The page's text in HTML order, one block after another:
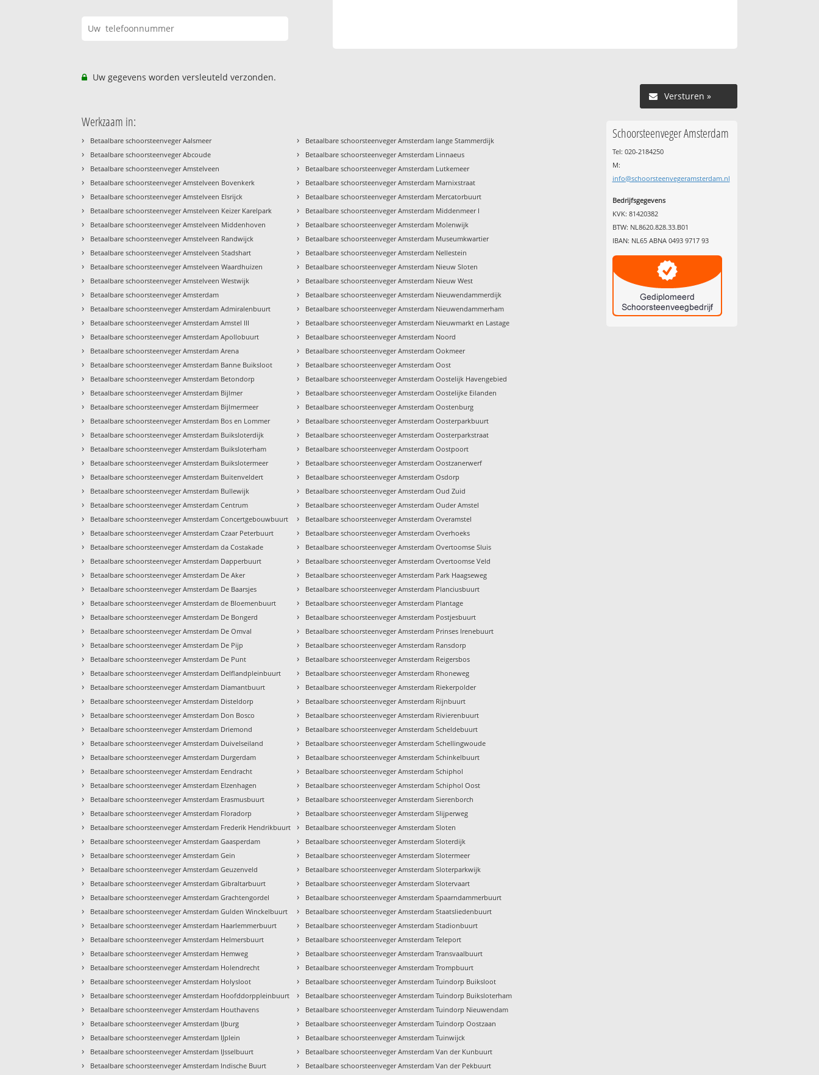
Uw gegevens worden versleuteld verzonden.
Versturen »
Werkzaam in:
› Betaalbare schoorsteenveger Aalsmeer
› Betaalbare schoorsteenveger Abcoude
› Betaalbare schoorsteenveger Amstelveen
› Betaalbare schoorsteenveger Amstelveen Bovenkerk
› Betaalbare schoorsteenveger Amstelveen Elsrijck
› Betaalbare schoorsteenveger Amstelveen Keizer Karelpark
› Betaalbare schoorsteenveger Amstelveen Middenhoven
› Betaalbare schoorsteenveger Amstelveen Randwijck
› Betaalbare schoorsteenveger Amstelveen Stadshart
› Betaalbare schoorsteenveger Amstelveen Waardhuizen
› Betaalbare schoorsteenveger Amstelveen Westwijk
› Betaalbare schoorsteenveger Amsterdam
› Betaalbare schoorsteenveger Amsterdam Admiralenbuurt
› Betaalbare schoorsteenveger Amsterdam Amstel III
› Betaalbare schoorsteenveger Amsterdam Apollobuurt
› Betaalbare schoorsteenveger Amsterdam Arena
› Betaalbare schoorsteenveger Amsterdam Banne Buiksloot
› Betaalbare schoorsteenveger Amsterdam Betondorp
› Betaalbare schoorsteenveger Amsterdam Bijlmer
› Betaalbare schoorsteenveger Amsterdam Bijlmermeer
› Betaalbare schoorsteenveger Amsterdam Bos en Lommer
› Betaalbare schoorsteenveger Amsterdam Buiksloterdijk
› Betaalbare schoorsteenveger Amsterdam Buiksloterham
› Betaalbare schoorsteenveger Amsterdam Buikslotermeer
› Betaalbare schoorsteenveger Amsterdam Buitenveldert
› Betaalbare schoorsteenveger Amsterdam Bullewijk
› Betaalbare schoorsteenveger Amsterdam Centrum
› Betaalbare schoorsteenveger Amsterdam Concertgebouwbuurt
› Betaalbare schoorsteenveger Amsterdam Czaar Peterbuurt
› Betaalbare schoorsteenveger Amsterdam da Costakade
› Betaalbare schoorsteenveger Amsterdam Dapperbuurt
› Betaalbare schoorsteenveger Amsterdam De Aker
› Betaalbare schoorsteenveger Amsterdam De Baarsjes
› Betaalbare schoorsteenveger Amsterdam de Bloemenbuurt
› Betaalbare schoorsteenveger Amsterdam De Bongerd
› Betaalbare schoorsteenveger Amsterdam De Omval
› Betaalbare schoorsteenveger Amsterdam De Pijp
› Betaalbare schoorsteenveger Amsterdam De Punt
› Betaalbare schoorsteenveger Amsterdam Delflandpleinbuurt
› Betaalbare schoorsteenveger Amsterdam Diamantbuurt
› Betaalbare schoorsteenveger Amsterdam Disteldorp
› Betaalbare schoorsteenveger Amsterdam Don Bosco
› Betaalbare schoorsteenveger Amsterdam Driemond
› Betaalbare schoorsteenveger Amsterdam Duivelseiland
› Betaalbare schoorsteenveger Amsterdam Durgerdam
› Betaalbare schoorsteenveger Amsterdam Eendracht
› Betaalbare schoorsteenveger Amsterdam Elzenhagen
› Betaalbare schoorsteenveger Amsterdam Erasmusbuurt
› Betaalbare schoorsteenveger Amsterdam Floradorp
› Betaalbare schoorsteenveger Amsterdam Frederik Hendrikbuurt
› Betaalbare schoorsteenveger Amsterdam Gaasperdam
› Betaalbare schoorsteenveger Amsterdam Gein
› Betaalbare schoorsteenveger Amsterdam Geuzenveld
› Betaalbare schoorsteenveger Amsterdam Gibraltarbuurt
› Betaalbare schoorsteenveger Amsterdam Grachtengordel
› Betaalbare schoorsteenveger Amsterdam Gulden Winckelbuurt
› Betaalbare schoorsteenveger Amsterdam Haarlemmerbuurt
› Betaalbare schoorsteenveger Amsterdam Helmersbuurt
› Betaalbare schoorsteenveger Amsterdam Hemweg
› Betaalbare schoorsteenveger Amsterdam Holendrecht
› Betaalbare schoorsteenveger Amsterdam Holysloot
› Betaalbare schoorsteenveger Amsterdam Hoofddorppleinbuurt
› Betaalbare schoorsteenveger Amsterdam Houthavens
› Betaalbare schoorsteenveger Amsterdam IJburg
› Betaalbare schoorsteenveger Amsterdam IJplein
› Betaalbare schoorsteenveger Amsterdam IJsselbuurt
› Betaalbare schoorsteenveger Amsterdam Indische Buurt
› Betaalbare schoorsteenveger Amsterdam lange Stammerdijk
› Betaalbare schoorsteenveger Amsterdam Linnaeus
› Betaalbare schoorsteenveger Amsterdam Lutkemeer
› Betaalbare schoorsteenveger Amsterdam Marnixstraat
› Betaalbare schoorsteenveger Amsterdam Mercatorbuurt
› Betaalbare schoorsteenveger Amsterdam Middenmeer I
› Betaalbare schoorsteenveger Amsterdam Molenwijk
› Betaalbare schoorsteenveger Amsterdam Museumkwartier
› Betaalbare schoorsteenveger Amsterdam Nellestein
› Betaalbare schoorsteenveger Amsterdam Nieuw Sloten
› Betaalbare schoorsteenveger Amsterdam Nieuw West
› Betaalbare schoorsteenveger Amsterdam Nieuwendammerdijk
› Betaalbare schoorsteenveger Amsterdam Nieuwendammerham
› Betaalbare schoorsteenveger Amsterdam Nieuwmarkt en Lastage
› Betaalbare schoorsteenveger Amsterdam Noord
› Betaalbare schoorsteenveger Amsterdam Ookmeer
› Betaalbare schoorsteenveger Amsterdam Oost
› Betaalbare schoorsteenveger Amsterdam Oostelijk Havengebied
› Betaalbare schoorsteenveger Amsterdam Oostelijke Eilanden
› Betaalbare schoorsteenveger Amsterdam Oostenburg
› Betaalbare schoorsteenveger Amsterdam Oosterparkbuurt
› Betaalbare schoorsteenveger Amsterdam Oosterparkstraat
› Betaalbare schoorsteenveger Amsterdam Oostpoort
› Betaalbare schoorsteenveger Amsterdam Oostzanerwerf
› Betaalbare schoorsteenveger Amsterdam Osdorp
› Betaalbare schoorsteenveger Amsterdam Oud Zuid
› Betaalbare schoorsteenveger Amsterdam Ouder Amstel
› Betaalbare schoorsteenveger Amsterdam Overamstel
› Betaalbare schoorsteenveger Amsterdam Overhoeks
› Betaalbare schoorsteenveger Amsterdam Overtoomse Sluis
› Betaalbare schoorsteenveger Amsterdam Overtoomse Veld
› Betaalbare schoorsteenveger Amsterdam Park Haagseweg
› Betaalbare schoorsteenveger Amsterdam Planciusbuurt
› Betaalbare schoorsteenveger Amsterdam Plantage
› Betaalbare schoorsteenveger Amsterdam Postjesbuurt
› Betaalbare schoorsteenveger Amsterdam Prinses Irenebuurt
› Betaalbare schoorsteenveger Amsterdam Ransdorp
› Betaalbare schoorsteenveger Amsterdam Reigersbos
› Betaalbare schoorsteenveger Amsterdam Rhoneweg
› Betaalbare schoorsteenveger Amsterdam Riekerpolder
› Betaalbare schoorsteenveger Amsterdam Rijnbuurt
› Betaalbare schoorsteenveger Amsterdam Rivierenbuurt
› Betaalbare schoorsteenveger Amsterdam Scheldebuurt
› Betaalbare schoorsteenveger Amsterdam Schellingwoude
› Betaalbare schoorsteenveger Amsterdam Schinkelbuurt
› Betaalbare schoorsteenveger Amsterdam Schiphol
› Betaalbare schoorsteenveger Amsterdam Schiphol Oost
› Betaalbare schoorsteenveger Amsterdam Sierenborch
› Betaalbare schoorsteenveger Amsterdam Slijperweg
› Betaalbare schoorsteenveger Amsterdam Sloten
› Betaalbare schoorsteenveger Amsterdam Sloterdijk
› Betaalbare schoorsteenveger Amsterdam Slotermeer
› Betaalbare schoorsteenveger Amsterdam Sloterparkwijk
› Betaalbare schoorsteenveger Amsterdam Slotervaart
› Betaalbare schoorsteenveger Amsterdam Spaarndammerbuurt
› Betaalbare schoorsteenveger Amsterdam Staatsliedenbuurt
› Betaalbare schoorsteenveger Amsterdam Stadionbuurt
› Betaalbare schoorsteenveger Amsterdam Teleport
› Betaalbare schoorsteenveger Amsterdam Transvaalbuurt
› Betaalbare schoorsteenveger Amsterdam Trompbuurt
› Betaalbare schoorsteenveger Amsterdam Tuindorp Buiksloot
› Betaalbare schoorsteenveger Amsterdam Tuindorp Buiksloterham
› Betaalbare schoorsteenveger Amsterdam Tuindorp Nieuwendam
› Betaalbare schoorsteenveger Amsterdam Tuindorp Oostzaan
› Betaalbare schoorsteenveger Amsterdam Tuinwijck
› Betaalbare schoorsteenveger Amsterdam Van der Kunbuurt
› Betaalbare schoorsteenveger Amsterdam Van der Pekbuurt
Schoorsteenveger Amsterdam
Tel: 020-2184250
M:
info@schoorsteenvegeramsterdam.nl
Bedrijfsgegevens
KVK: 81420382
BTW: NL8620.828.33.B01
IBAN: NL65 ABNA 0493 9717 93